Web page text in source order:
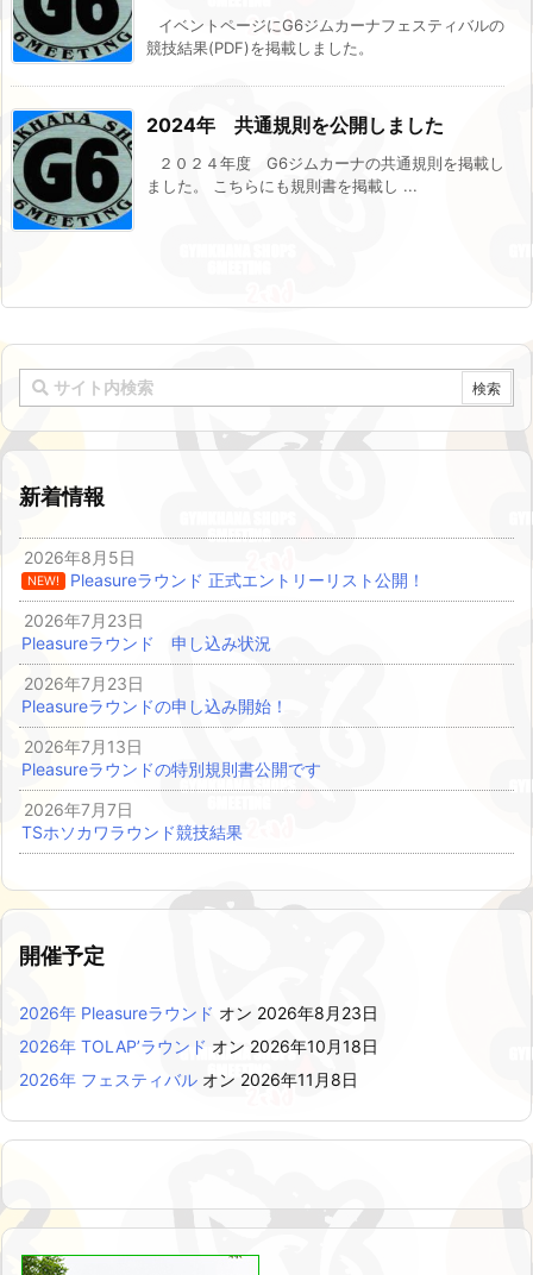
イベントページにG6ジムカーナフェスティバルの
競技結果(PDF)を掲載しました。
2024年 共通規則を公開しました
２０２４年度 G6ジムカーナの共通規則を掲載し
ました。 こちらにも規則書を掲載し ...
新着情報
2026年8月5日
NEW!
Pleasureラウンド 正式エントリーリスト公開！
2026年7月23日
Pleasureラウンド 申し込み状況
2026年7月23日
Pleasureラウンドの申し込み開始！
2026年7月13日
Pleasureラウンドの特別規則書公開です
2026年7月7日
TSホソカワラウンド競技結果
開催予定
2026年 Pleasureラウンド オン 2026年8月23日
2026年 TOLAP’ラウンド オン 2026年10月18日
2026年 フェスティバル オン 2026年11月8日